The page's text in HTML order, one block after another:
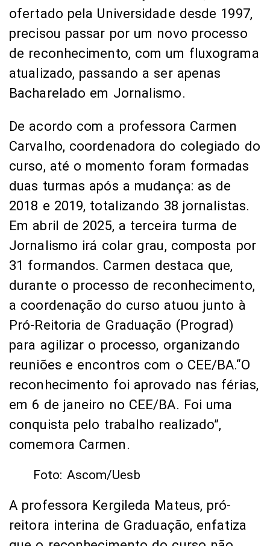
ofertado pela Universidade desde 1997,
precisou passar por um novo processo
de reconhecimento, com um fluxograma
atualizado, passando a ser apenas
Bacharelado em Jornalismo.
De acordo com a professora Carmen
Carvalho, coordenadora do colegiado do
curso, até o momento foram formadas
duas turmas após a mudança: as de
2018 e 2019, totalizando 38 jornalistas.
Em abril de 2025, a terceira turma de
Jornalismo irá colar grau, composta por
31 formandos. Carmen destaca que,
durante o processo de reconhecimento,
a coordenação do curso atuou junto à
Pró-Reitoria de Graduação (Prograd)
para agilizar o processo, organizando
reuniões e encontros com o CEE/BA.“O
reconhecimento foi aprovado nas férias,
em 6 de janeiro no CEE/BA. Foi uma
conquista pelo trabalho realizado”,
comemora Carmen.
Foto: Ascom/Uesb
A professora Kergileda Mateus, pró-
reitora interina de Graduação, enfatiza